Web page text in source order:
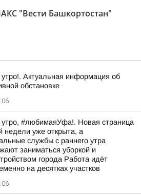
"Вести Башкортостан"
Актуальная информация об
обстановке
#любимаяУфа!. Новая страница
недели уже открыта, а
службы с раннего утра
заниматься уборкой и
города Работа идёт
на десятках участков